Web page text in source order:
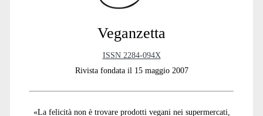
Veganzetta
ISSN 2284-094X
Rivista fondata il 15 maggio 2007
«La felicità non è trovare prodotti vegani nei supermercati,